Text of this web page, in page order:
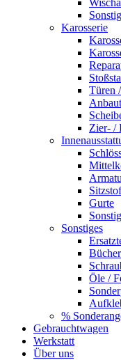
Karosserie
Türen
Zier- /
Gurte
Sonstiges
Öle /
%
Gebrauchtwagen
Werkstatt
Über uns